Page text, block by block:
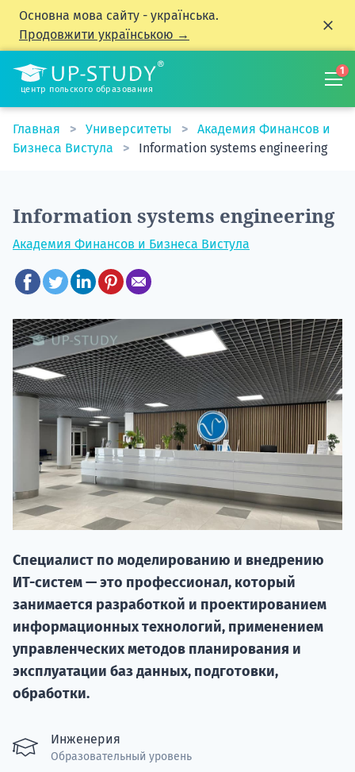
Основна мова сайту - українська.
Продовжити українською →
центр польского образования
1
Главная Университеты
Академия Финансов и
Бизнеса Вистула
Information systems engineering
Information systems engineering
Академия Финансов и Бизнеса Вистула
Специалист по моделированию и внедрению
ИТ-систем — это профессионал, который
занимается разработкой и проектированием
информационных технологий, применением
управленческих методов планирования и
эксплуатации баз данных, подготовки,
обработки.
Инженерия
Образовательный уровень